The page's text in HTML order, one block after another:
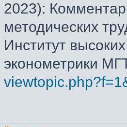
2023):
методических
Институт
эконометрики